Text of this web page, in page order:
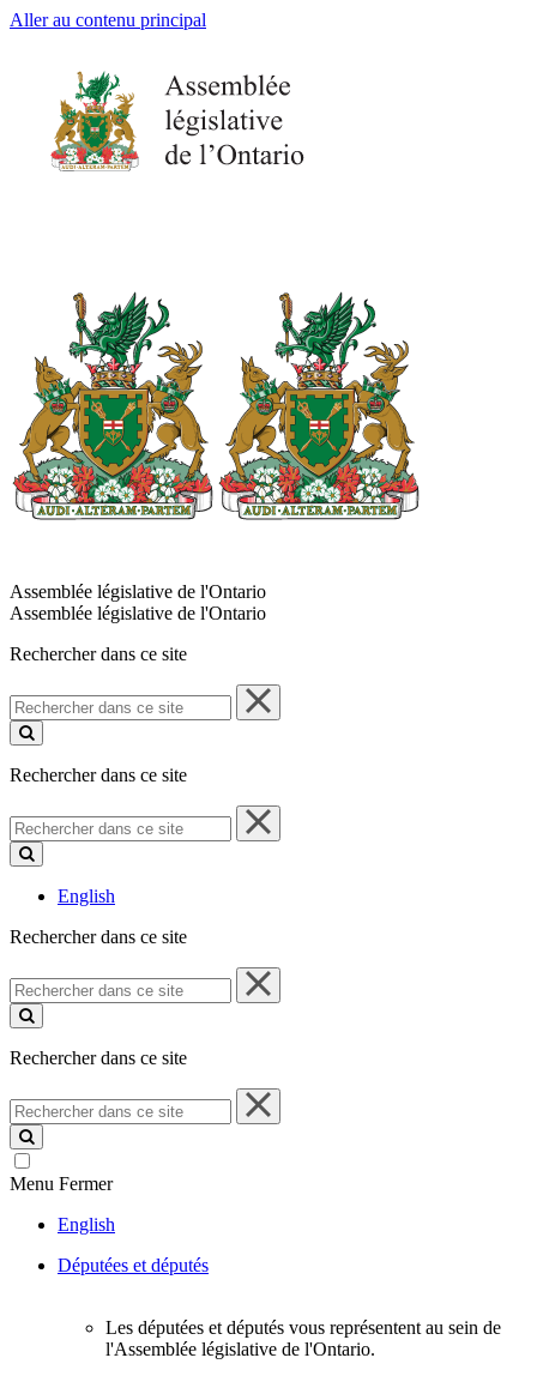
Aller au contenu principal
Assemblée législative de l'Ontario
Assemblée législative de l'Ontario
Rechercher dans ce site
Rechercher
dans
ce
Rechercher dans ce site
Rechercher
dans
ce
English
Rechercher dans ce site
Rechercher
dans
ce
Rechercher dans ce site
Rechercher
dans
ce
site
Menu Fermer
English
Députées et députés
Les députées et députés vous représentent au sein de
l'Assemblée législative de l'Ontario.